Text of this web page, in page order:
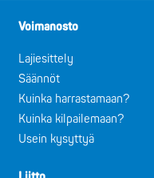
Voimanosto
Lajiesittely
Säännöt
Kuinka harrastamaan?
Kuinka kilpailemaan?
Usein kysyttyä